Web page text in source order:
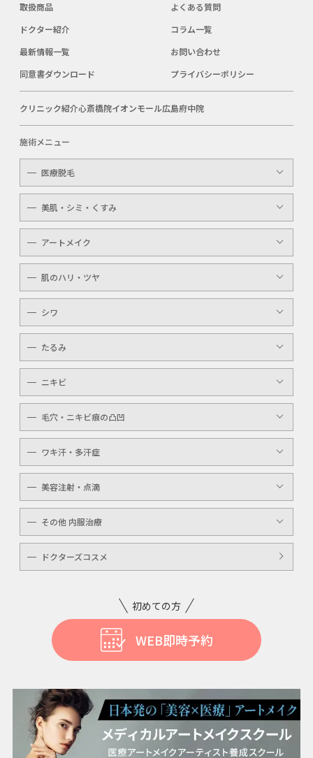
初めての方
WEB即時予約
取扱商品
よくある質問
ドクター紹介
コラム一覧
最新情報一覧
お問い合わせ
同意書ダウンロード
プライバシーポリシー
クリニック紹介心斎橋院イオンモール広島府中院
施術メニュー
医療脱毛
レディース
メンズ
キッズ
介護
美肌・シミ・くすみ
レーザートーニング
顔・体のシミ取り
ピコレーザー
アートメイク
眉（アイブロウ）
唇（リップ）
メンズ
アイライン
肌のハリ・ツヤ
YAGシャワー
マッサージピール
ケミカルピーリング
シワ
ボトックスボツラックス
ボトックスビスタ
たるみ
YAGシャワー
ニキビ
レーザートーニング
ケミカルピーリング
毛穴・ニキビ痕の凸凹
YAGシャワー
毛穴洗浄
ワキ汗・多汗症
ボトックスボツラックス
ボトックスビスタ
美容注射・点滴
高濃度ビタミンC点滴
白玉注射・点滴
ニキビ・美肌注射・点滴
その他 内服治療
美白内服治療
ドクターズコスメ